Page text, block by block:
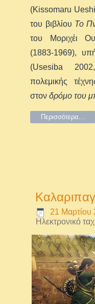
(Kissomaru
του βιβλίου Το
του Μοριχέι
(1883-1969),
(Usesiba
πολεμικής
στονδρόμο του
Περισσότερα...
21 Μαρτίου
Ηλεκτρονικό